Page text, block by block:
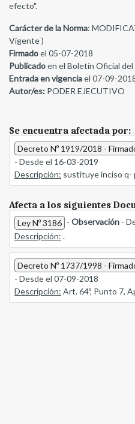
efecto".
Carácter de la Norma:
Vigente )
Firmadoel 05-07-2018
Publicadoen el Boletín Oficial
Entrada en vigenciael 07-09-
Autor/es: PODER EJECUTIVO
Se encuentra afectada por:
Decreto Nº 1919/2018 -
- Desde el 16-03-2019
Descripción: sustituye inciso q-
Afecta a los siguientes
Ley Nº 3186 - Observación -
Descripción: .
Decreto Nº 1737/1998 -
- Desde el 07-09-2018
Descripción: Art. 64º, Punto 7,